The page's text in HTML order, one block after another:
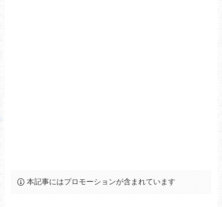
本記事にはプロモーションが含まれています